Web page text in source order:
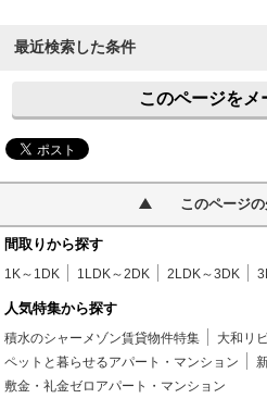
最近検索した条件
このページをメ
このページ
間取りから探す
1K～1DK 1LDK～2DK 2LDK～3DK
人気特集から探す
積水のシャーメゾン賃貸物件特集
大和リ
ペットと暮らせるアパート・マンション
敷金・礼金ゼロアパート・マンション